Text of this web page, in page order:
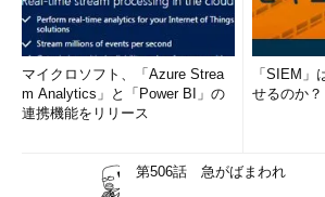
マイクロソフト、「Azure Strea
m Analytics」と「Power BI」の
連携機能をリリース
「SIEM」
せるのか
第506話 急がばまわれ